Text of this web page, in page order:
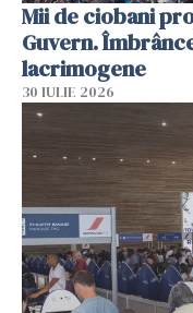
Mii de ciobani
Guvern.
lacrimogene
30 IULIE 2026